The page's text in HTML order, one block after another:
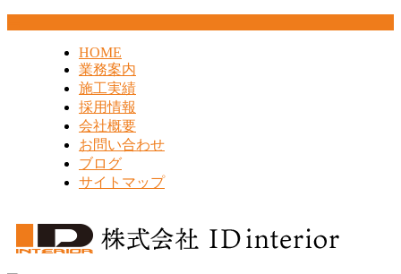
HOME
業務案内
施工実績
採用情報
会社概要
お問い合わせ
ブログ
サイトマップ